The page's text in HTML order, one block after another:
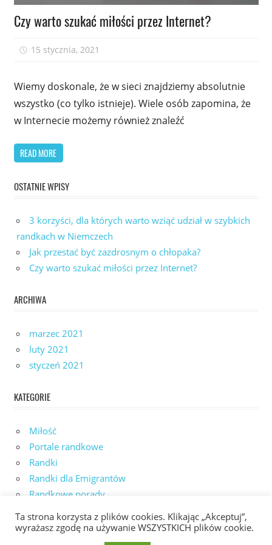
Czy warto szukać miłości przez Internet?
15 stycznia, 2021
Wiemy doskonale, że w sieci znajdziemy absolutnie
wszystko (co tylko istnieje). Wiele osób zapomina, że
w Internecie możemy również znaleźć
READ MORE
OSTATNIE WPISY
3 korzyści, dla których warto wziąć udział w szybkich
randkach w Niemczech
Jak przestać być zazdrosnym o chłopaka?
Czy warto szukać miłości przez Internet?
ARCHIWA
marzec 2021
luty 2021
styczeń 2021
KATEGORIE
Miłość
Portale randkowe
Randki
Randki dla Emigrantów
Randkowe porady
Samotność
Spotkania
Ta strona korzysta z plików cookies. Klikając „Akceptuj”,
wyrażasz zgodę na używanie WSZYSTKICH plików cookie.